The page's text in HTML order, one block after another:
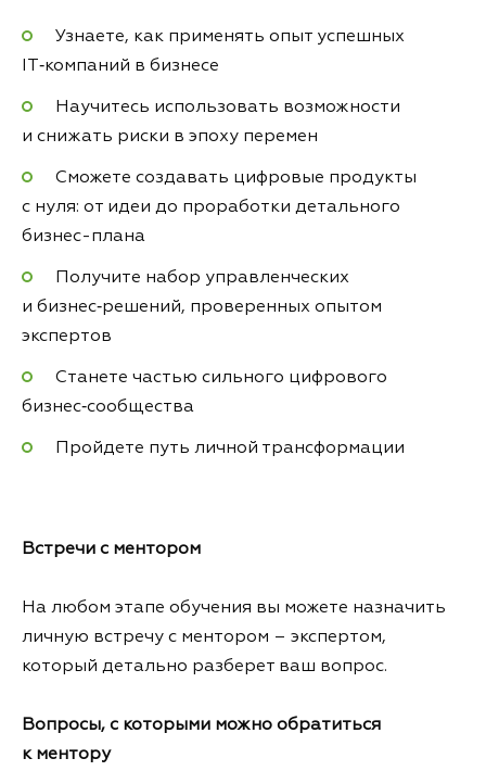
Узнаете, как применять опыт успешных
IT‑компаний в бизнесе
Научитесь использовать возможности
и снижать риски в эпоху перемен
Сможете создавать цифровые продукты
с нуля: от идеи до проработки детального
бизнес-плана
Получите набор управленческих
и бизнес‑решений, проверенных опытом
экспертов
Станете частью сильного цифрового
бизнес‑сообщества
Пройдете путь личной трансформации
Встречи с ментором
На любом этапе обучения вы можете назначить
личную встречу с ментором – экспертом,
который детально разберет ваш вопрос.
Вопросы, с которыми можно обратиться
к ментору